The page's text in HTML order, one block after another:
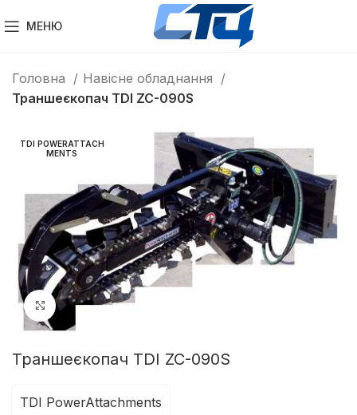
МЕНЮ
Головна
Навісне обладнання
Траншеєкопач TDI ZC-090S
TDI POWERATTACH
MENTS
Клацніть, щоб збільшити
Траншеєкопач TDI ZC-090S
TDI PowerAttachments